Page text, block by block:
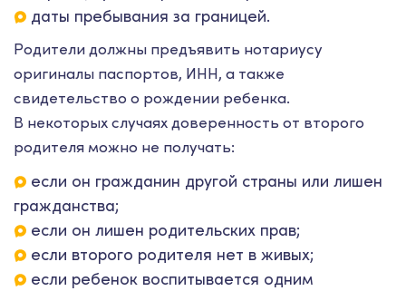
даты пребывания за границей.
Родители должны предъявить нотариусу
оригиналы паспортов, ИНН, а также
свидетельство о рождении ребенка.
В некоторых случаях доверенность от второго
родителя можно не получать:
если он гражданин другой страны или лишен
гражданства;
если он лишен родительских прав;
если второго родителя нет в живых;
если ребенок воспитывается одним